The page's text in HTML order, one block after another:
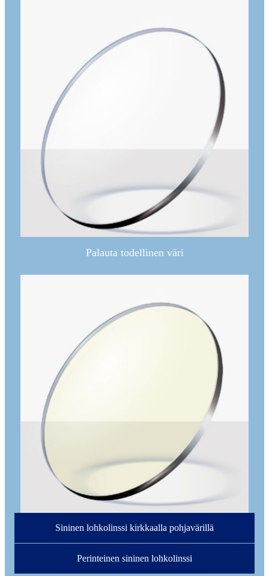
Palauta todellinen väri
Sininen lohkolinssi kirkkaalla pohjavärillä
Perinteinen sininen lohkolinssi